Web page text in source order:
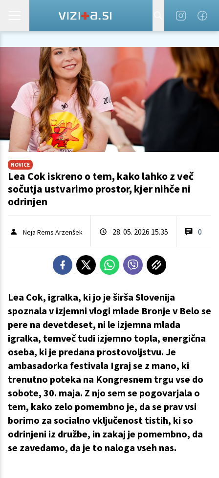
NOVICE
Lea Cok iskreno o tem, kako lahko z več
sočutja ustvarimo prostor, kjer nihče ni
odrinjen
Neja Rems Arzenšek 28. 05. 2026 15.35 0
Lea Cok, igralka, ki jo je širša Slovenija
spoznala v izjemni vlogi mlade Bronje v Belo se
pere na devetdeset, ni le izjemna mlada
igralka, temveč tudi izjemno topla, energična
oseba, ki je predana prostovoljstvu. Je
ambasadorka festivala Igraj se z mano, ki
trenutno poteka na Kongresnem trgu vse do
sobote, 30. maja. Z njo sem se pogovarjala o
tem, kako zelo pomembno je, da se prav vsi
borimo za socialno vključenost tistih, ki so
odrinjeni iz družbe, in zakaj je pomembno, da
se zavedamo, da je to naloga vseh nas.